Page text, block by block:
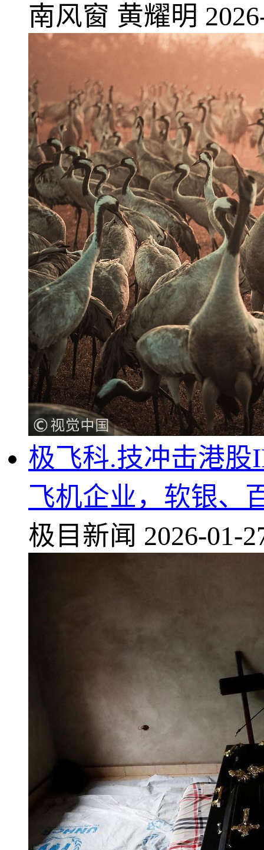
南风窗 黄耀明
极飞科.技冲击港股
飞机企业，软银、
极目新闻 2026-01-